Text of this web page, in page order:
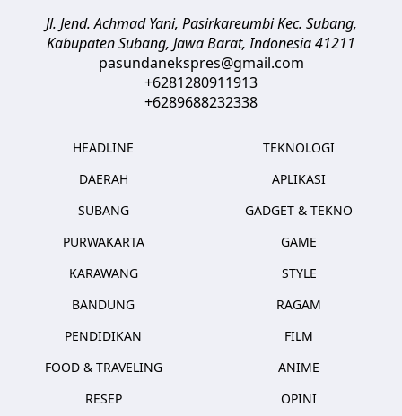
Jl. Jend. Achmad Yani, Pasirkareumbi Kec. Subang,
Kabupaten Subang, Jawa Barat,Indonesia41211
pasundanekspres@gmail.com
+6281280911913
+6289688232338
HEADLINE
DAERAH
SUBANG
PURWAKARTA
KARAWANG
BANDUNG
PENDIDIKAN
FOOD & TRAVELING
RESEP
TEKNOLOGI
APLIKASI
GADGET & TEKNO
GAME
STYLE
RAGAM
FILM
ANIME
OPINI